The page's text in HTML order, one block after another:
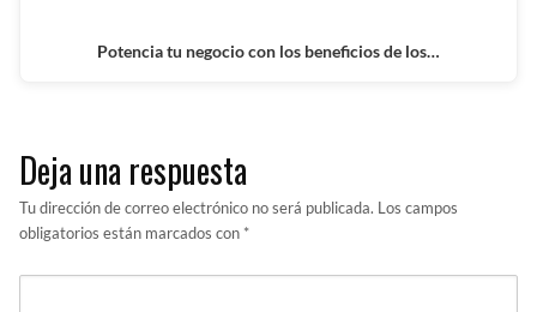
Potencia tu negocio con los beneficios de los…
Deja una respuesta
Tu dirección de correo electrónico no será publicada. Los campos
obligatorios están marcados con *